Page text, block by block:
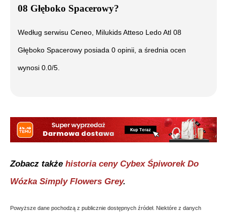
08 Głęboko Spacerowy?
Według serwisu Ceneo, Milukids Atteso Ledo Atl 08
Głęboko Spacerowy posiada 0 opinii, a średnia ocen
wynosi 0.0/5.
Zobacz także historia ceny Cybex Śpiworek Do
Wózka Simply Flowers Grey.
Powyższe dane pochodzą z publicznie dostępnych źródeł. Niektóre z danych